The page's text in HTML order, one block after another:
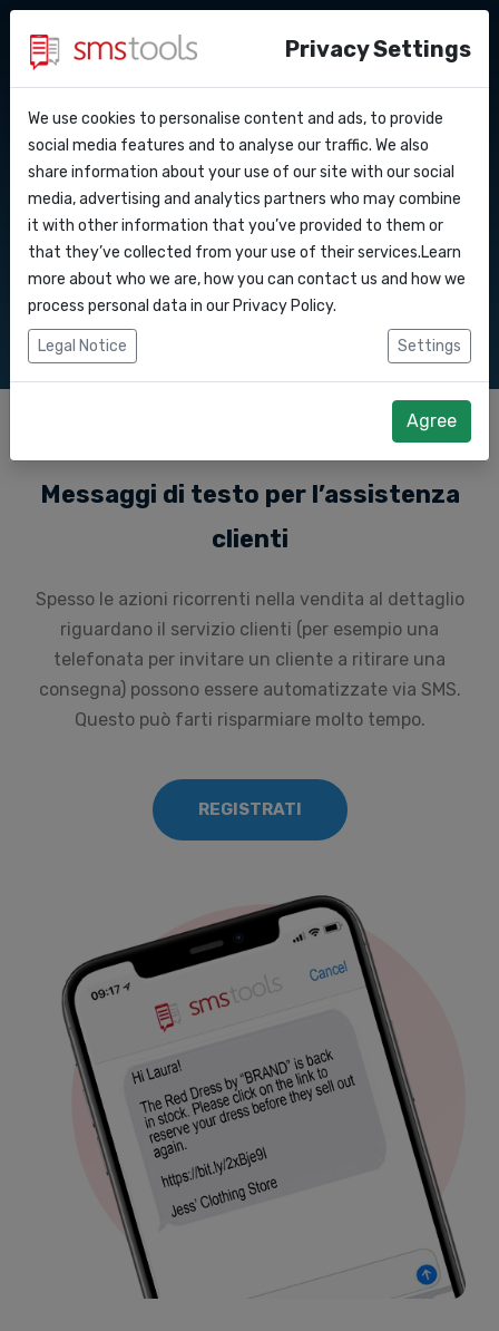
API Docs
Webhooks
Integrazioni
Zapier
Perche’ smstools?
Blog
Accordo del livello di servizio
Contatti
Richiedi un preventivo
Servizi SMS per la
vendita al dettaglio
Comunica con i tuoi clienti via SMS
Messaggi di testo per l’assistenza
clienti
Spesso le azioni ricorrenti nella vendita al dettaglio
riguardano il servizio clienti (per esempio una
telefonata per invitare un cliente a ritirare una
consegna) possono essere automatizzate via SMS.
Questo può farti risparmiare molto tempo.
REGISTRATI
Privacy Settings
We use cookies to personalise content and ads, to provide
social media features and to analyse our traffic. We also
share information about your use of our site with our social
media, advertising and analytics partners who may combine
it with other information that you’ve provided to them or
that they’ve collected from your use of their services.Learn
more about who we are, how you can contact us and how we
process personal data in our Privacy Policy.
Legal Notice Settings
Agree